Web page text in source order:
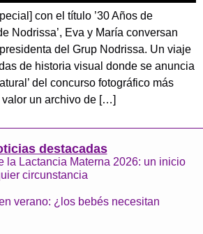
con el título ’30 Años de
Nodrissa’, Eva y María conversan
del Grup Nodrissa. Un viaje
de historia visual donde se anuncia
del concurso fotográfico más
un archivo de […]
destacadas
la Lactancia Materna 2026: un inicio
circunstancia
verano: ¿los bebés necesitan